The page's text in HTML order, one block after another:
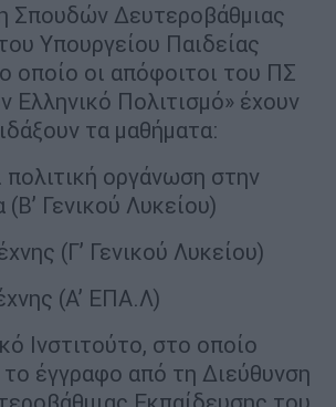
Σπουδών Δευτεροβάθμιας
Υπουργείου Παιδείας
οποίο οι απόφοιτοι του ΠΣ
Ελληνικό Πολιτισμό» έχουν
τα μαθήματα:
πολιτική οργάνωση στην
Γενικού Λυκείου)
(Γ’ Γενικού Λυκείου)
(Α’ ΕΠΑ.Λ)
Ινστιτούτο, στο οποίο
το έγγραφο από τη Διεύθυνση